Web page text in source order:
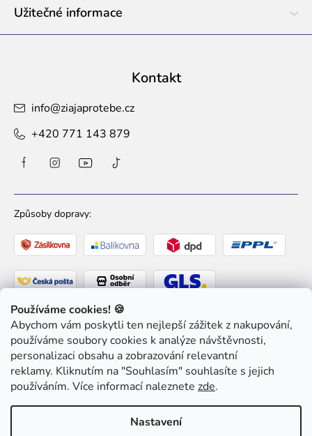
Používáme cookies! 🍪
Abychom vám poskytli ten nejlepší zážitek z nakupování,
používáme soubory cookies k analýze návštěvnosti,
personalizaci obsahu a zobrazování relevantní
reklamy. Kliknutím na "Souhlasím" souhlasíte s jejich
používáním. Více informací naleznete zde.
Nastavení
Užitečné informace
Kontakt
info@ziajaprotebe.cz
+420 771 143 879
Způsoby dopravy:
Způsoby platby:
Ziaja pro Tebe
Upravit nastavení cookies